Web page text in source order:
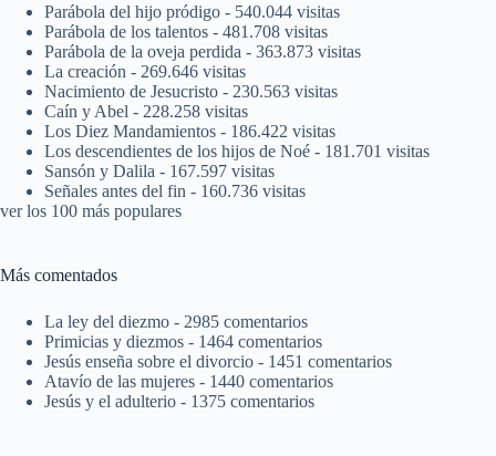
Parábola del hijo pródigo - 540.044 visitas
Parábola de los talentos - 481.708 visitas
Parábola de la oveja perdida - 363.873 visitas
La creación - 269.646 visitas
Nacimiento de Jesucristo - 230.563 visitas
Caín y Abel - 228.258 visitas
Los Diez Mandamientos - 186.422 visitas
Los descendientes de los hijos de Noé - 181.701 visitas
Sansón y Dalila - 167.597 visitas
Señales antes del fin - 160.736 visitas
ver los 100 más populares
Más comentados
La ley del diezmo - 2985 comentarios
Primicias y diezmos - 1464 comentarios
Jesús enseña sobre el divorcio - 1451 comentarios
Atavío de las mujeres - 1440 comentarios
Jesús y el adulterio - 1375 comentarios